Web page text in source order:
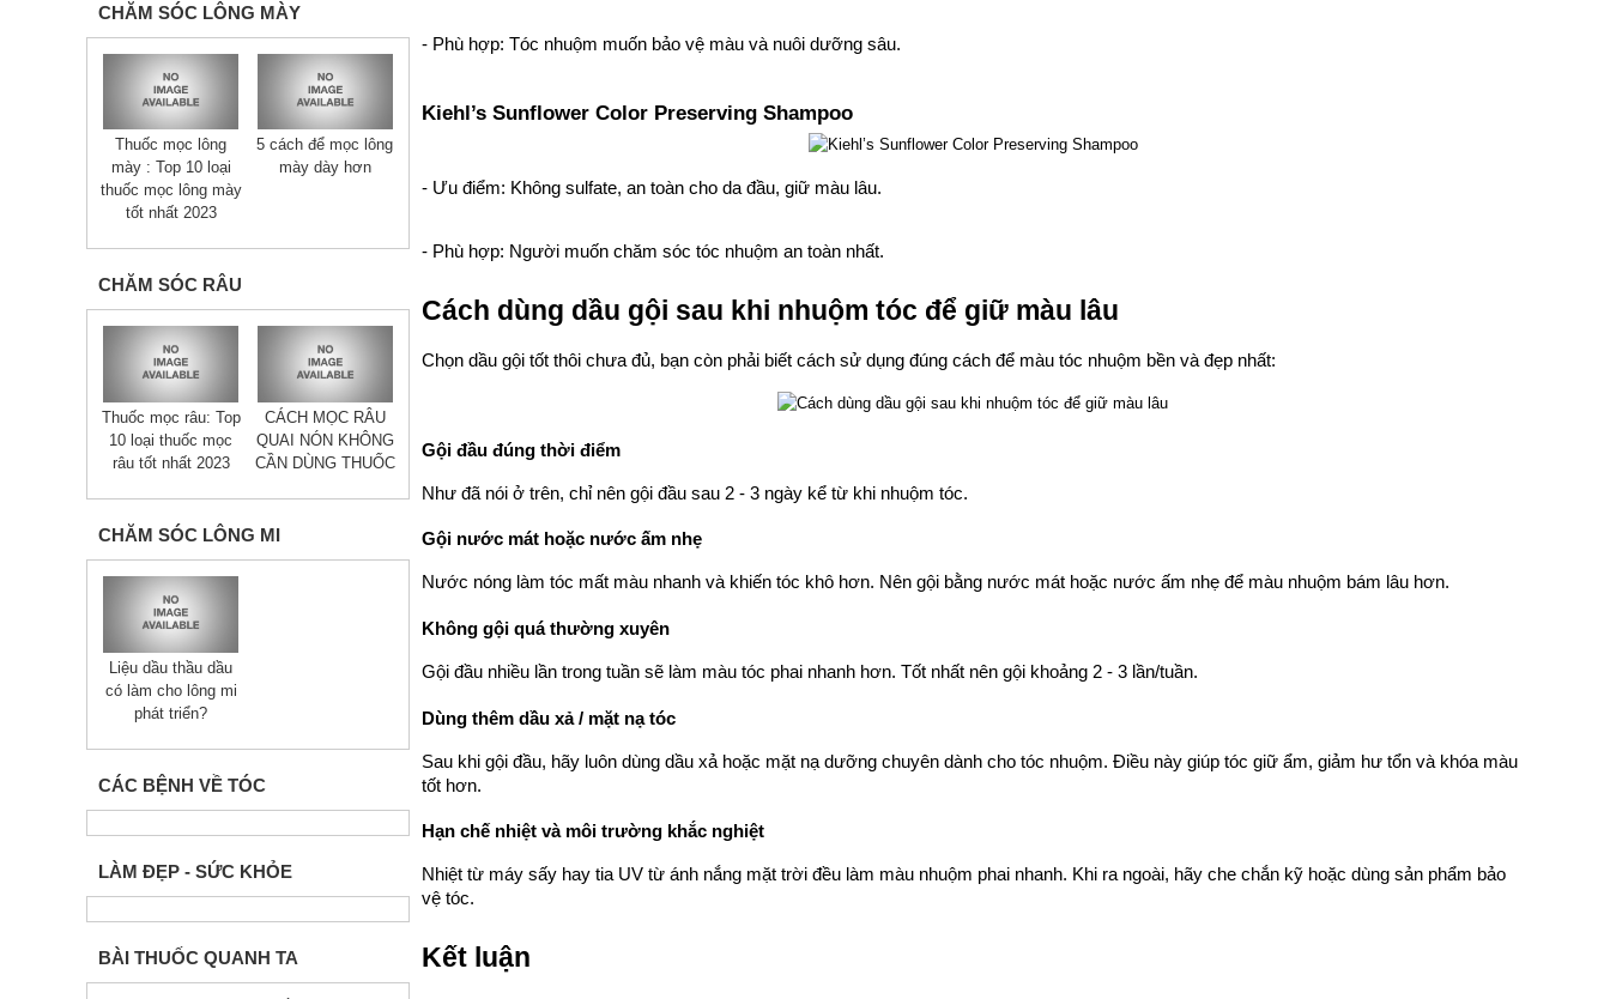
CHĂM SÓC LÔNG MÀY
Thuốc mọc lông
mày : Top 10 loại
thuốc mọc lông mày
tốt nhất 2023
5 cách để mọc lông
mày dày hơn
CHĂM SÓC RÂU
Thuốc mọc râu: Top
10 loại thuốc mọc
râu tốt nhất 2023
CÁCH MỌC RÂU
QUAI NÓN KHÔNG
CẦN DÙNG THUỐC
CHĂM SÓC LÔNG MI
Liệu dầu thầu dầu
có làm cho lông mi
phát triển?
CÁC BỆNH VỀ TÓC
LÀM ĐẸP - SỨC KHỎE
BÀI THUỐC QUANH TA
- Phù hợp: Tóc nhuộm muốn bảo vệ màu và nuôi dưỡng sâu.
Kiehl’s Sunflower Color Preserving Shampoo
- Ưu điểm: Không sulfate, an toàn cho da đầu, giữ màu lâu.
- Phù hợp: Người muốn chăm sóc tóc nhuộm an toàn nhất.
Cách dùng dầu gội sau khi nhuộm tóc để giữ màu lâu
Chọn dầu gội tốt thôi chưa đủ, bạn còn phải biết cách sử dụng đúng cách để màu tóc nhuộm bền và đẹp nhất:
Gội đầu đúng thời điểm
Như đã nói ở trên, chỉ nên gội đầu sau 2 - 3 ngày kể từ khi nhuộm tóc.
Gội nước mát hoặc nước ấm nhẹ
Nước nóng làm tóc mất màu nhanh và khiến tóc khô hơn. Nên gội bằng nước mát hoặc nước ấm nhẹ để màu nhuộm bám lâu hơn.
Không gội quá thường xuyên
Gội đầu nhiều lần trong tuần sẽ làm màu tóc phai nhanh hơn. Tốt nhất nên gội khoảng 2 - 3 lần/tuần.
Dùng thêm dầu xả / mặt nạ tóc
Sau khi gội đầu, hãy luôn dùng dầu xả hoặc mặt nạ dưỡng chuyên dành cho tóc nhuộm. Điều này giúp tóc giữ ẩm, giảm hư tổn và khóa màu
tốt hơn.
Hạn chế nhiệt và môi trường khắc nghiệt
Nhiệt từ máy sấy hay tia UV từ ánh nắng mặt trời đều làm màu nhuộm phai nhanh. Khi ra ngoài, hãy che chắn kỹ hoặc dùng sản phẩm bảo
vệ tóc.
Kết luận